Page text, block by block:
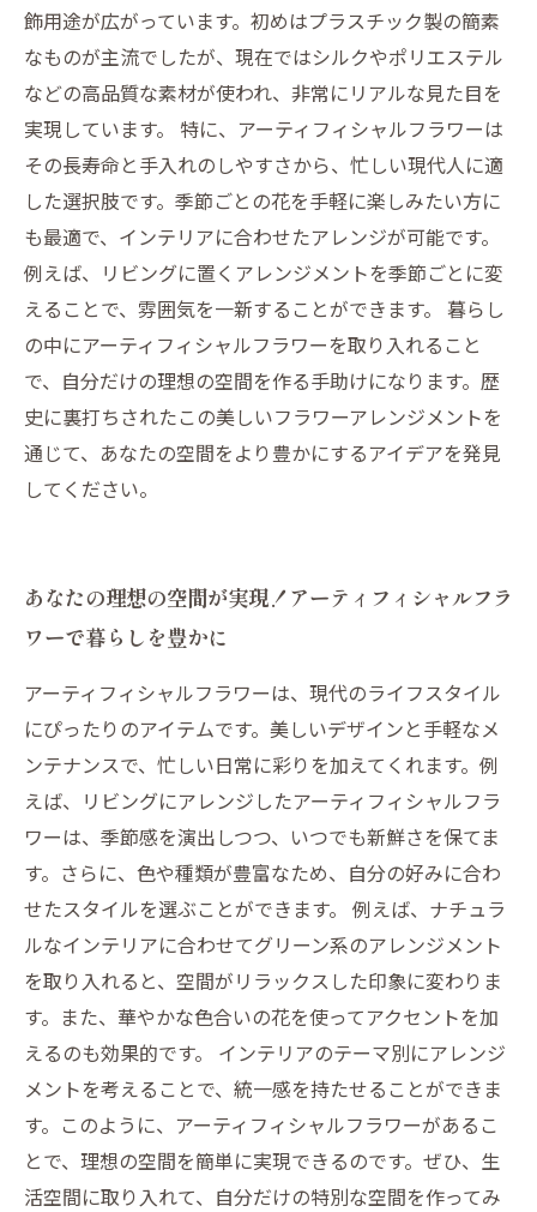
飾用途が広がっています。初めはプラスチック製の簡素
なものが主流でしたが、現在ではシルクやポリエステル
などの高品質な素材が使われ、非常にリアルな見た目を
実現しています。 特に、アーティフィシャルフラワーは
その長寿命と手入れのしやすさから、忙しい現代人に適
した選択肢です。季節ごとの花を手軽に楽しみたい方に
も最適で、インテリアに合わせたアレンジが可能です。
例えば、リビングに置くアレンジメントを季節ごとに変
えることで、雰囲気を一新することができます。 暮らし
の中にアーティフィシャルフラワーを取り入れること
で、自分だけの理想の空間を作る手助けになります。歴
史に裏打ちされたこの美しいフラワーアレンジメントを
通じて、あなたの空間をより豊かにするアイデアを発見
してください。
あなたの理想の空間が実現！アーティフィシャルフラ
ワーで暮らしを豊かに
アーティフィシャルフラワーは、現代のライフスタイル
にぴったりのアイテムです。美しいデザインと手軽なメ
ンテナンスで、忙しい日常に彩りを加えてくれます。例
えば、リビングにアレンジしたアーティフィシャルフラ
ワーは、季節感を演出しつつ、いつでも新鮮さを保てま
す。さらに、色や種類が豊富なため、自分の好みに合わ
せたスタイルを選ぶことができます。 例えば、ナチュラ
ルなインテリアに合わせてグリーン系のアレンジメント
を取り入れると、空間がリラックスした印象に変わりま
す。また、華やかな色合いの花を使ってアクセントを加
えるのも効果的です。 インテリアのテーマ別にアレンジ
メントを考えることで、統一感を持たせることができま
す。このように、アーティフィシャルフラワーがあるこ
とで、理想の空間を簡単に実現できるのです。ぜひ、生
活空間に取り入れて、自分だけの特別な空間を作ってみ